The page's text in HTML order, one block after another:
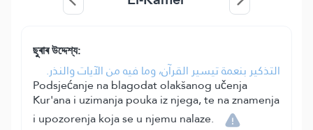
ছুৰাৰ উদ্দেশ্য:
التذكير بنعمة تيسير القرآن، وما فيه من الآيات والنذر.
Podsjećanje na blagodat olakšanog učenja
Kur'ana i uzimanja pouka iz njega, te na znamenja
i upozorenja koja se u njemu nalaze.